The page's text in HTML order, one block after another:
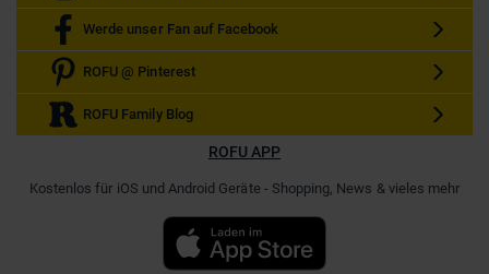
Werde unser Fan auf Facebook
ROFU @ Pinterest
ROFU Family Blog
ROFU APP
Kostenlos für iOS und Android Geräte - Shopping, News & vieles mehr